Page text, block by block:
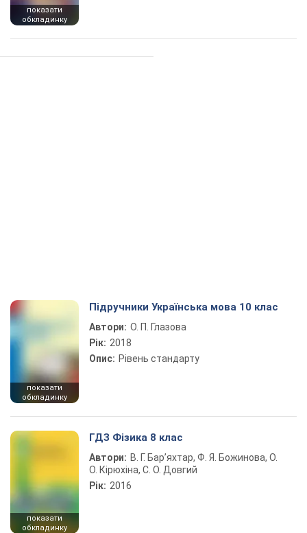
показати
обкладинку
показати
обкладинку
Підручники Українська мова 10 клас
Автори: О. П. Глазова
Рік: 2018
Опис: Рівень стандарту
показати
обкладинку
ГДЗ Фізика 8 клас
Автори: В. Г. Бар’яхтар, Ф. Я. Божинова, О.
О. Кірюхіна, С. О. Довгий
Рік: 2016